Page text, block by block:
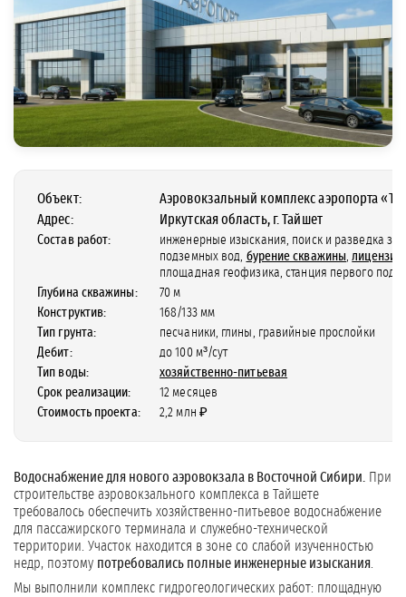
Объект:
Аэровокзальный комплекс аэропорта
Адрес:
Иркутская область, г. Тайшет
Состав работ:
инженерные изыскания, поиск и разведка
подземных вод, бурение скважины,
площадная геофизика, станция первого
Глубина скважины:
70 м
Конструктив:
168/133 мм
Тип грунта:
песчаники, глины, гравийные прослойки
Дебит:
до 100 м³/сут
Тип воды:
хозяйственно-питьевая
Срок реализации:
12 месяцев
Стоимость проекта:
2,2 млн ₽
Водоснабжение для нового аэровокзала в Восточной Сибири. При
строительстве аэровокзального комплекса в Тайшете
требовалось обеспечить хозяйственно-питьевое водоснабжение
для пассажирского терминала и служебно-технической
территории. Участок находится в зоне со слабой изученностью
недр, поэтому потребовались полные инженерные изыскания.
Мы выполнили комплекс гидрогеологических работ: площадную